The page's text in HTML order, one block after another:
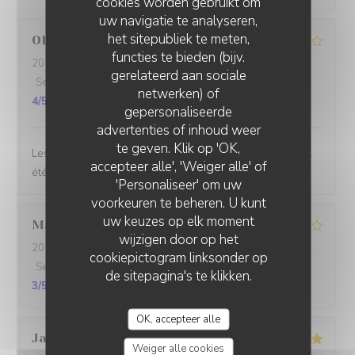
uw navigatie te analyseren,
het sitepubliek te meten,
functies te bieden (bijv.
gerelateerd aan sociale
netwerken) of
gepersonaliseerde
advertenties of inhoud weer
te geven. Klik op 'OK,
accepteer alle', 'Weiger alle' of
'Personaliseer' om uw
voorkeuren te beheren. U kunt
uw keuzes op elk moment
wijzigen door op het
cookiepictogram linksonder op
de sitepagina's te klikken.
OK, accepteer alle
Weiger alle cookies
Olivier
2026-07-27
- 19:30 - Gasten 4
Service
Atmosfeer:2/5 Keuken :3/5 Kwaliteit / Prijs
4/5
Les plats et la bière ont été excellents. Les desserts ont
été décevants. Dommage
Martien
2026-07-27
- 12:15 - Gasten 3
Service
/5 Atmosfeer: 4/5 Keuken: 3/5 Kwaliteit / Prijs
3/5
Jan